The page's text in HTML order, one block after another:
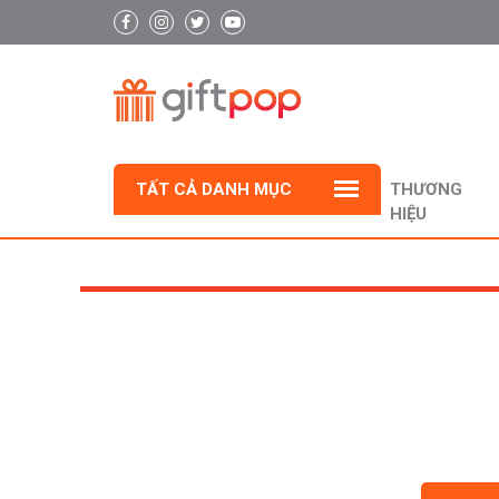
TẤT CẢ DANH MỤC
THƯƠNG
HIỆU